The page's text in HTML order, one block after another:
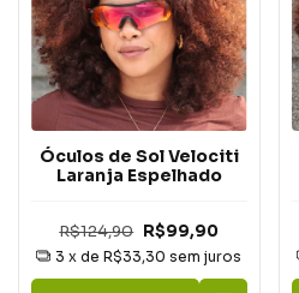
Óculos de Sol Velociti
Laranja Espelhado
R$124,90 R$99,90
3 x deR$33,30 sem juros